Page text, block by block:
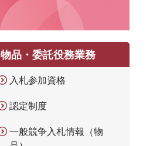
物品・委託役務業務
入札参加資格
認定制度
一般競争入札情報（物